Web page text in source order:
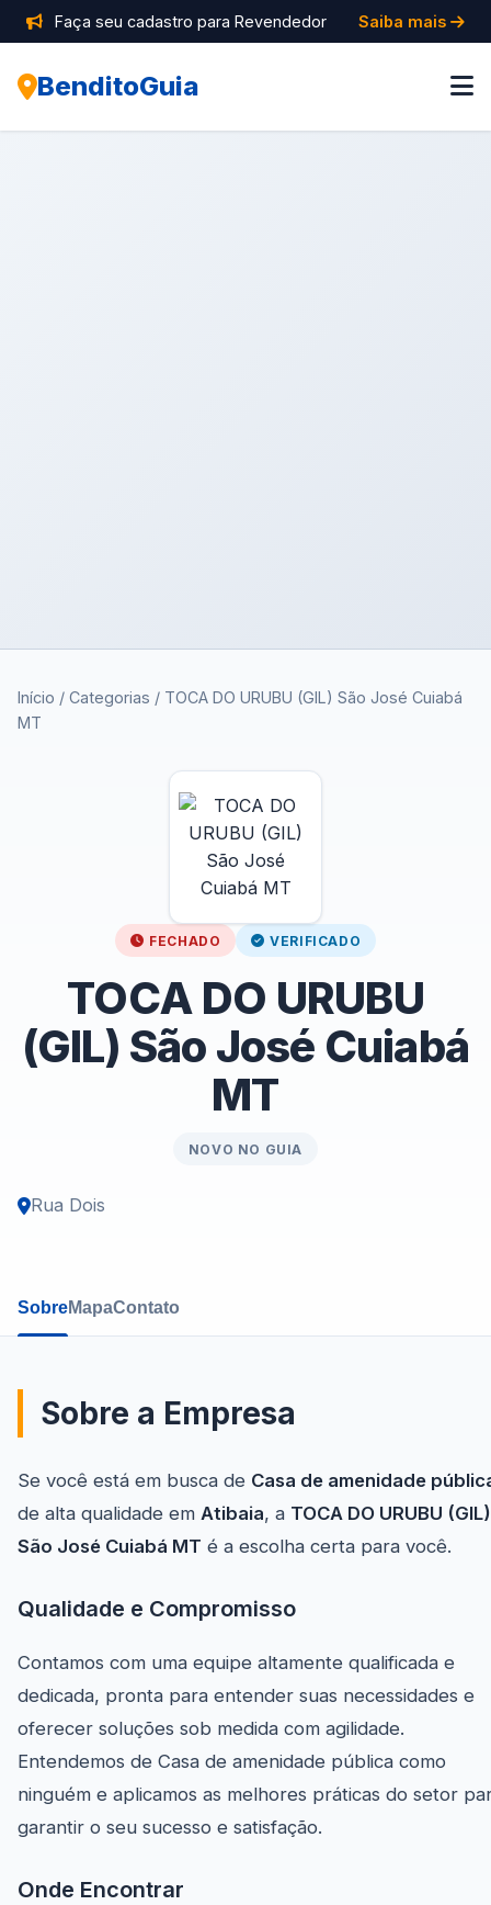
Faça seu cadastro para Revendedor Saiba mais
BenditoGuia
Início / Categorias / TOCA DO URUBU (GIL) São José Cuiabá
MT
FECHADO VERIFICADO
TOCA DO URUBU
(GIL) São José Cuiabá
MT
NOVO NO GUIA
Rua Dois
SobreMapaContato
Sobre a Empresa
Se você está em busca de Casa de amenidade
de alta qualidade em Atibaia, a TOCA DO URUBU (GIL)
São José Cuiabá MT é a escolha certa para você.
Qualidade e Compromisso
Contamos com uma equipe altamente qualificada e
dedicada, pronta para entender suas necessidades e
oferecer soluções sob medida com agilidade.
Entendemos de Casa de amenidade pública como
ninguém e aplicamos as melhores práticas do setor
garantir o seu sucesso e satisfação.
Onde Encontrar